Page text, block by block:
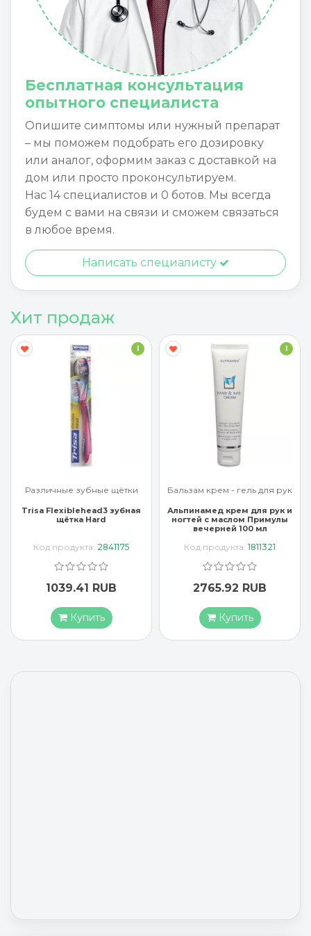
Бесплатная консультация
опытного специалиста
Опишите симптомы или нужный препарат
– мы поможем подобрать его дозировку
или аналог, оформим заказ с доставкой на
дом или просто проконсультируем.
Нас 14 специалистов и 0 ботов. Мы всегда
будем с вами на связи и сможем связаться
в любое время.
Написать специалисту
Хит продаж
Различные зубные щётки
Trisa Flexiblehead3 зубная
щётка Hard
Код продукта: 2841175
1039.41 RUB
Купить
Бальзам крем - гель для рук
Альпинамед крем для рук и
ногтей с маслом Примулы
вечерней 100 мл
Код продукта: 1811321
2765.92 RUB
Купить